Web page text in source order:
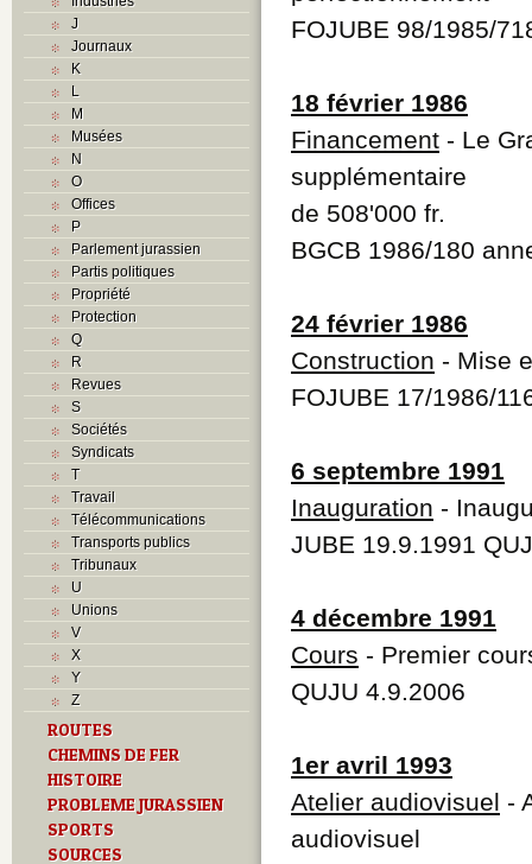
J
Journaux
K
L
M
Musées
N
O
Offices
P
Parlement jurassien
Partis politiques
Propriété
Protection
Q
R
Revues
S
Sociétés
Syndicats
T
Travail
Télécommunications
Transports publics
Tribunaux
U
Unions
V
X
Y
Z
ROUTES
CHEMINS DE FER
HISTOIRE
PROBLEME JURASSIEN
SPORTS
SOURCES
FOJUBE 98/1985/
18 février 1986
Financement - Le
supplémentaire
de 508'000 fr.
BGCB 1986/180
24 février 1986
Construction - Mise
FOJUBE 17/1986/
6 septembre 1991
Inauguration -
JUBE 19.9.1991
4 décembre 1991
Cours - Premier
QUJU 4.9.2006
1er avril 1993
Atelier audiovisuel -
audiovisuel